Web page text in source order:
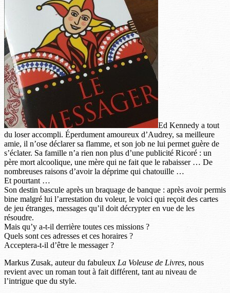
Ed Kennedy a tout
du loser accompli. Éperdument amoureux d’Audrey, sa meilleure
amie, il n’ose déclarer sa flamme, et son job ne lui permet guère de
s’éclater. Sa famille n’a rien non plus d’une publicité Ricoré : un
père mort alcoolique, une mère qui ne fait que le rabaisser … De
nombreuses raisons d’avoir la déprime qui chatouille …
Et pourtant …
Son destin bascule après un braquage de banque : après avoir permis
bine malgré lui l’arrestation du voleur, le voici qui reçoit des cartes
de jeu étranges, messages qu’il doit décrypter en vue de les
résoudre.
Mais qu’y a-t-il derrière toutes ces missions ?
Quels sont ces adresses et ces horaires ?
Acceptera-t-il d’être le messager ?
Markus Zusak, auteur du fabuleux La Voleuse de Livres, nous
revient avec un roman tout à fait différent, tant au niveau de
l’intrigue que du style.